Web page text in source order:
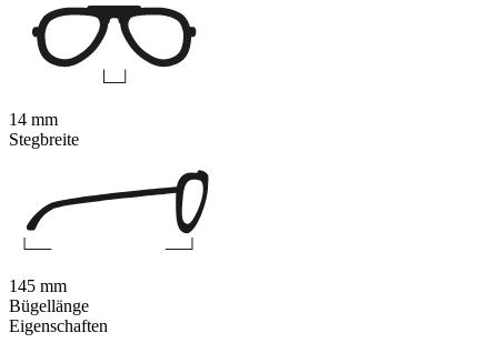
Eigenschaften
14 mm
Stegbreite
145 mm
Bügellänge